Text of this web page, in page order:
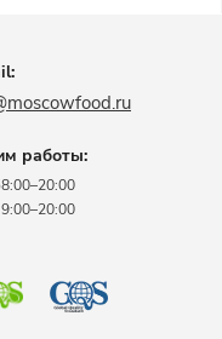
работы:
8:00–20:00
9:00–20:00